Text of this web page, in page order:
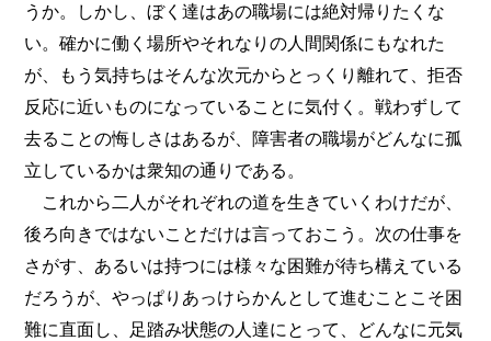
うか。しかし、ぼく達はあの職場には絶対帰りたくな
い。確かに働く場所やそれなりの人間関係にもなれた
が、もう気持ちはそんな次元からとっくり離れて、拒否
反応に近いものになっていることに気付く。戦わずして
去ることの悔しさはあるが、障害者の職場がどんなに孤
立しているかは衆知の通りである。
これから二人がそれぞれの道を生きていくわけだが、
後ろ向きではないことだけは言っておこう。次の仕事を
さがす、あるいは持つには様々な困難が待ち構えている
だろうが、やっぱりあっけらかんとして進むことこそ困
難に直面し、足踏み状態の人達にとって、どんなに元気